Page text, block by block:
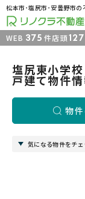
松本市･塩尻市･安曇野市の
WEB 375 件店頭127
塩尻東小学
戸建て物件
物
気になる物件をチ